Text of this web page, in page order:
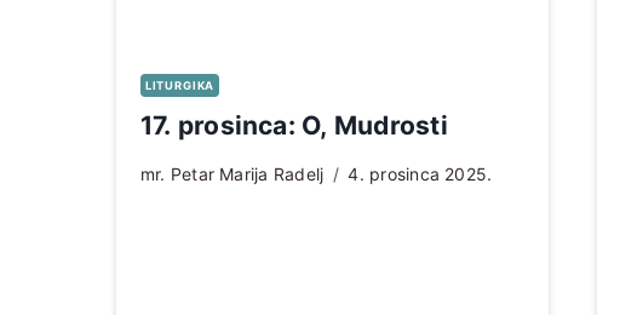
LITURGIKA
17. prosinca: O, Mudrosti
mr. Petar Marija Radelj 4. prosinca 2025.